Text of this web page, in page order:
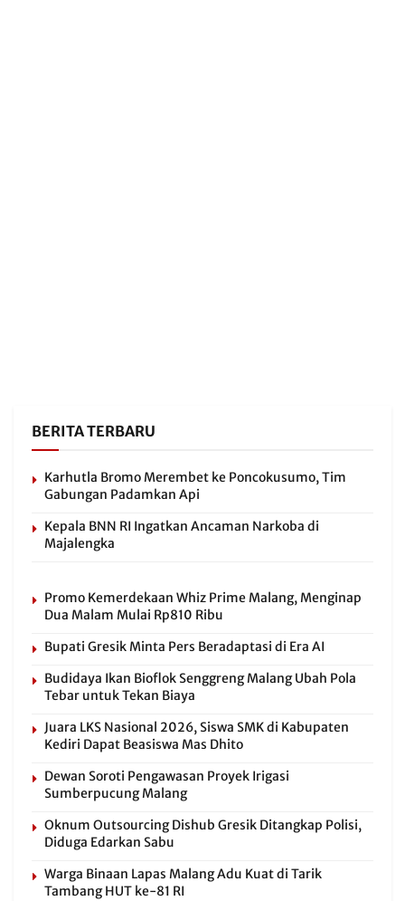
BERITA TERBARU
Karhutla Bromo Merembet ke Poncokusumo, Tim
Gabungan Padamkan Api
Kepala BNN RI Ingatkan Ancaman Narkoba di
Majalengka
Promo Kemerdekaan Whiz Prime Malang, Menginap
Dua Malam Mulai Rp810 Ribu
Bupati Gresik Minta Pers Beradaptasi di Era AI
Budidaya Ikan Bioflok Senggreng Malang Ubah Pola
Tebar untuk Tekan Biaya
Juara LKS Nasional 2026, Siswa SMK di Kabupaten
Kediri Dapat Beasiswa Mas Dhito
Dewan Soroti Pengawasan Proyek Irigasi
Sumberpucung Malang
Oknum Outsourcing Dishub Gresik Ditangkap Polisi,
Diduga Edarkan Sabu
Warga Binaan Lapas Malang Adu Kuat di Tarik
Tambang HUT ke-81 RI